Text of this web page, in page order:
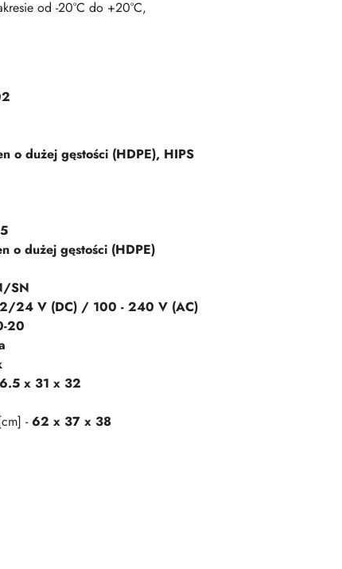
od -20°C do +20°C,
o dużej gęstości (HDPE), HIPS
o dużej gęstości (HDPE)
SN
24 V (DC) / 100 - 240 V (AC)
20
x 31 x 32
-62 x 37 x 38